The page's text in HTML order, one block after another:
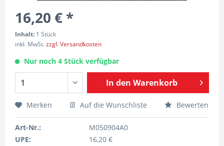
16,20 € *
Inhalt: 1 Stück
inkl. MwSt.zzgl. Versandkosten
Nur noch 4 Stück verfügbar
In den Warenkorb
Merken Auf die Wunschliste Bewerten
Art-Nr.:
M050904A0
UPE:
16,20 €